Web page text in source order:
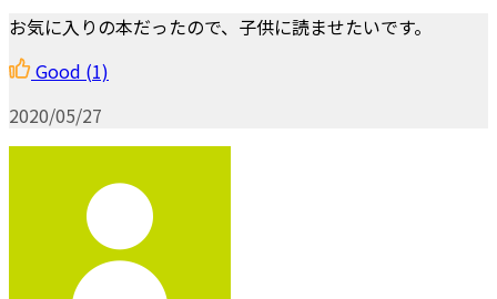
お気に入りの本だったので、子供に読ませたいです。
Good (1)
2020/05/27